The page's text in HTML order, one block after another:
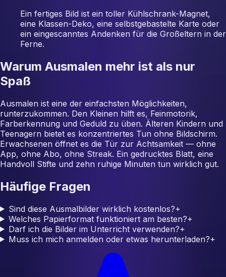
Ein fertiges Bild ist ein toller Kühlschrank-Magnet,
eine Klassen-Deko, eine selbstgebastelte Karte oder
ein eingescanntes Andenken für die Großeltern in der
Ferne.
Warum Ausmalen mehr ist als nur
Spaß
Ausmalen ist eine der einfachsten Möglichkeiten,
runterzukommen. Den Kleinen hilft es, Feinmotorik,
Farberkennung und Geduld zu üben. Älteren Kindern und
Teenagern bietet es konzentriertes Tun ohne Bildschirm.
Erwachsenen öffnet es die Tür zur Achtsamkeit — ohne
App, ohne Abo, ohne Streak. Ein gedrucktes Blatt, eine
Handvoll Stifte und zehn ruhige Minuten tun wirklich gut.
Häufige Fragen
Sind diese Ausmalbilder wirklich kostenlos?+
Welches Papierformat funktioniert am besten?+
Darf ich die Bilder im Unterricht verwenden?+
Muss ich mich anmelden oder etwas herunterladen?+